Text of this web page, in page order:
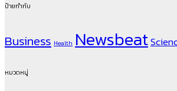
ป้ายกำกับ
Business Health Newsbeat
หมวดหมู่